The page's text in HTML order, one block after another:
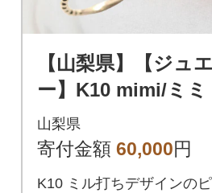
【山梨県】【ジュ
ー】K10 mimi/ミミ
ング 4号
山梨県
寄付金額 60,000円
K10 ミル打ちデザインの